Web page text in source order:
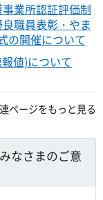
業所認証評価制
職員表彰・やま
の開催について
値)について
ページをもっと見る
なさまのご意